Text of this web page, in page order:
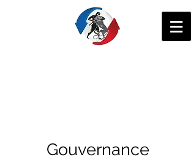
Gouvernance